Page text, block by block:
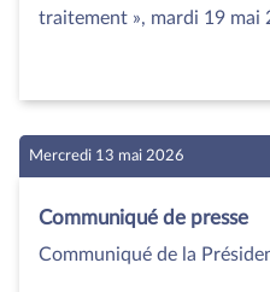
traitement », mardi 19 mai
Mercredi 13 mai 2026
Communiqué de presse
Communiqué de la